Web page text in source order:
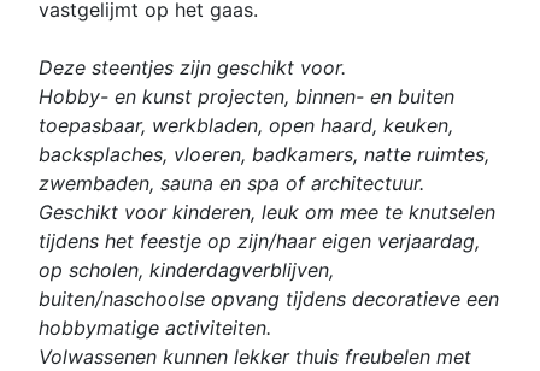
vastgelijmt op het gaas.
Deze steentjes zijn geschikt voor.
Hobby- en kunst projecten, binnen- en buiten
toepasbaar, werkbladen, open haard, keuken,
backsplaches, vloeren, badkamers, natte ruimtes,
zwembaden, sauna en spa of architectuur.
Geschikt voor kinderen, leuk om mee te knutselen
tijdens het feestje op zijn/haar eigen verjaardag,
op scholen, kinderdagverblijven,
buiten/naschoolse opvang tijdens decoratieve een
hobbymatige activiteiten.
Volwassenen kunnen lekker thuis freubelen met